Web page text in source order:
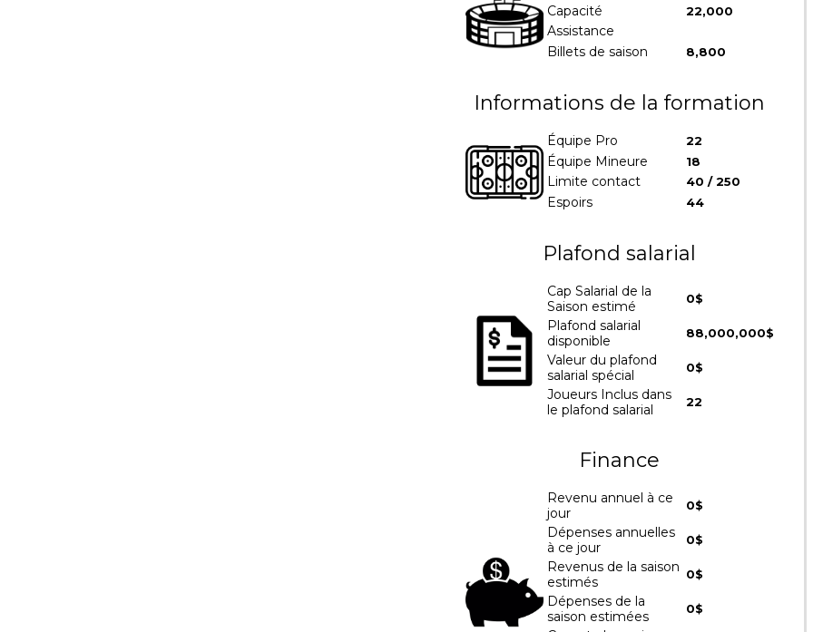
Capacité 22,000
Assistance
Billets de saison
8,800
Informations de la formation
Équipe Pro 22
Équipe Mineure 18
Limite contact 40 / 250
Espoirs 44
Plafond salarial
Cap Salarial de la
Saison estimé
0$
Plafond salarial
disponible
88,000,000$
Valeur du plafond
salarial spécial
0$
Joueurs Inclus dans
le plafond salarial
22
Finance
Revenu annuel à ce
jour
0$
Dépenses annuelles
à ce jour
0$
Revenus de la saison
estimés
0$
Dépenses de la
saison estimées
0$